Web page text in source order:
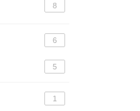
8
6
5
1